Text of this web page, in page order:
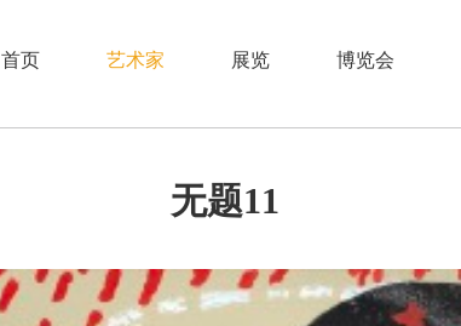
首页 艺术家 展览 博览会
⽆题11